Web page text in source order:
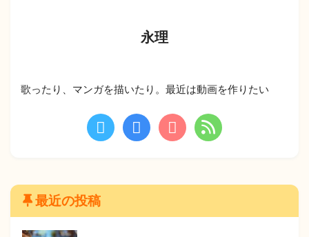
永理
歌ったり、マンガを描いたり。最近は動画を作りたい
最近の投稿